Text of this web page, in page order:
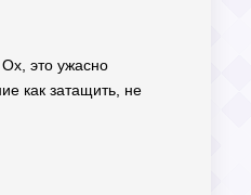
это ужасно
как затащить, не